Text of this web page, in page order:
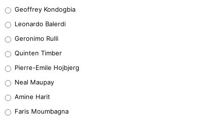
38%
32%
5%
1%
Geoffrey Kondogbia
Leonardo Balerdi
Geronimo Rulli
Quinten Timber
Pierre-Emile Hojbjerg
Neal Maupay
Amine Harit
Faris Moumbagna